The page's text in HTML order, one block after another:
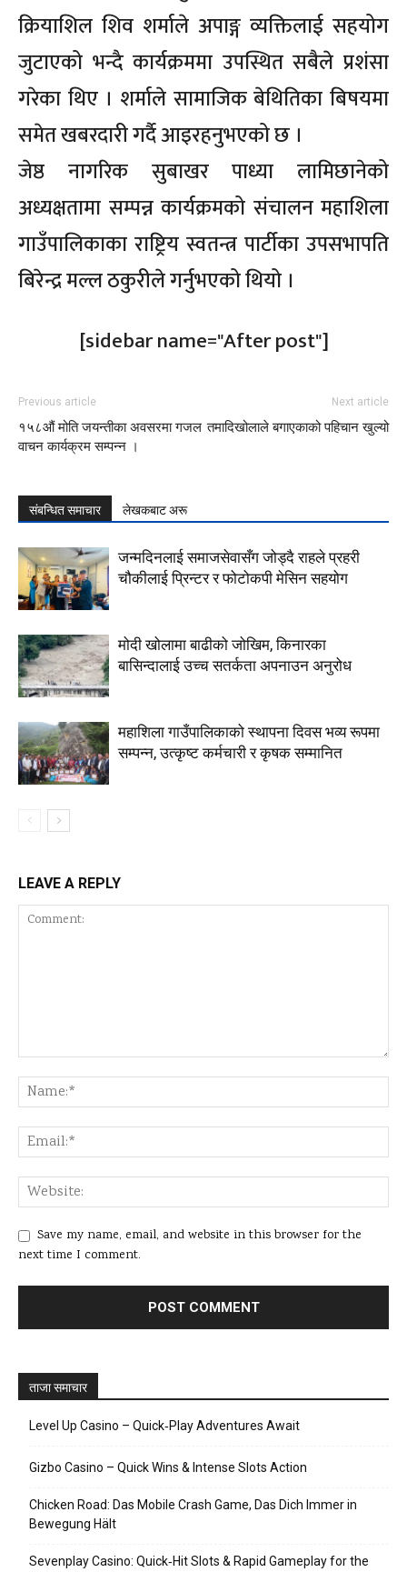
क्रियाशिल शिव शर्माले अपाङ्ग व्यक्तिलाई सहयोग
जुटाएको भन्दै कार्यक्रममा उपस्थित सबैले प्रशंसा
गरेका थिए । शर्माले सामाजिक बेथितिका बिषयमा
समेत खबरदारी गर्दै आइरहनुभएको छ ।
जेष्ठ नागरिक सुबाखर पाध्या लामिछानेको
अध्यक्षतामा सम्पन्न कार्यक्रमको संचालन महाशिला
गाउँपालिकाका राष्ट्रिय स्वतन्त्र पार्टीका उपसभापति
बिरेन्द्र मल्ल ठकुरीले गर्नुभएको थियो ।
[sidebar name="After post"]
Previous article
१५८औं मोति जयन्तीका अवसरमा गजल
वाचन कार्यक्रम सम्पन्न ।
Next article
तमादिखोलाले बगाएकाको पहिचान खुल्यो
संबन्धित समाचार लेखकबाट अरू
जन्मदिनलाई समाजसेवासँग जोड्दै राहले प्रहरी
चौकीलाई प्रिन्टर र फोटोकपी मेसिन सहयोग
मोदी खोलामा बाढीको जोखिम, किनारका
बासिन्दालाई उच्च सतर्कता अपनाउन अनुरोध
महाशिला गाउँपालिकाको स्थापना दिवस भव्य रूपमा
सम्पन्न, उत्कृष्ट कर्मचारी र कृषक सम्मानित
LEAVE A REPLY
Save my name, email, and website in this browser for the
next time I comment.
ताजा समाचार
Level Up Casino – Quick‑Play Adventures Await
Gizbo Casino – Quick Wins & Intense Slots Action
Chicken Road: Das Mobile Crash Game, Das Dich Immer in
Bewegung Hält
Sevenplay Casino: Quick‑Hit Slots & Rapid Gameplay for the